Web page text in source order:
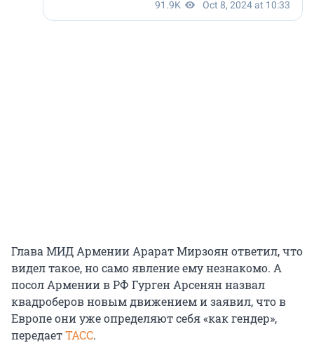
Глава МИД Армении Арарат Мирзоян ответил, что
видел такое, но само явление ему незнакомо. А
посол Армении в РФ Гурген Арсенян назвал
квадроберов новым движением и заявил, что в
Европе они уже определяют себя «как гендер»,
передаетТАСС.